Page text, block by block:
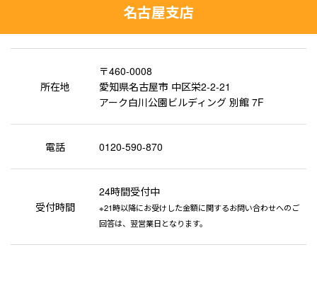
名古屋支店
所在地
〒460-0008
愛知県名古屋市 中区栄2-2-21
アーク白川公園ビルディング 別館 7F
電話 0120-590-870
受付時間
24時間受付中
※21時以降にお受けした金額に関するお問い合わせへのご
回答は、翌営業日となります。